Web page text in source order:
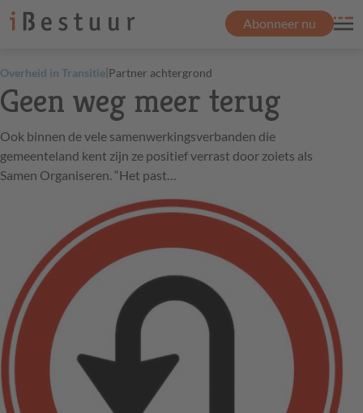
Abonneer nu
Overheid in Transitie|Partner achtergrond
Geen weg meer terug
Ook binnen de vele samenwerkingsverbanden die
gemeenteland kent zijn ze positief verrast door zoiets als
Samen Organiseren. “Het past…